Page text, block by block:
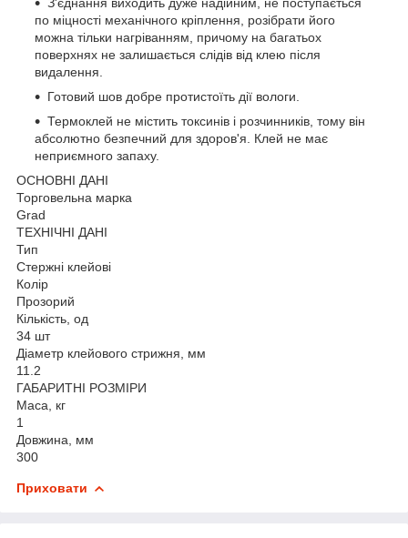
по міцності механічного кріплення, розібрати його
можна тільки нагріванням, причому на багатьох
поверхнях не залишається слідів від клею після
видалення.
Готовий шов добре протистоїть дії вологи.
Термоклей не містить токсинів і розчинників, тому він
абсолютно безпечний для здоров'я. Клей не має
неприємного запаху.
ОСНОВНІ ДАНІ
Торговельна марка
Grad
ТЕХНІЧНІ ДАНІ
Тип
Стержні клейові
Колір
Прозорий
Кількість, од
34 шт
Діаметр клейового стрижня, мм
11.2
ГАБАРИТНІ РОЗМІРИ
Маса, кг
1
Довжина, мм
300
Приховати